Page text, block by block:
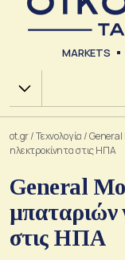
MARKETS
Χ.Α.
ot.gr/Τεχνολογία /General
ηλεκτροκίνητα στις ΗΠΑ
General
μπαταριών
στις ΗΠΑ